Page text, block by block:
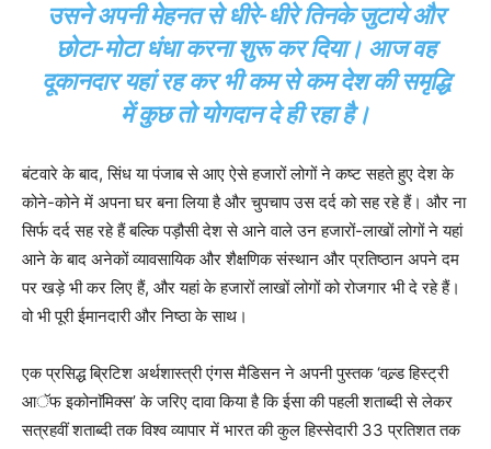
उसने अपनी मेहनत से धीरे-धीरे तिनके जुटाये और
छोटा-मोटा धंधा करना शुरू कर दिया। आज वह
दूकानदार यहां रह कर भी कम से कम देश की समृद्धि
में कुछ तो योगदान दे ही रहा है।
बंटवारे के बाद, सिंध या पंजाब से आए ऐसे हजारों लोगों ने कष्ट सहते हुए देश के
कोने-कोने में अपना घर बना लिया है और चुपचाप उस दर्द को सह रहे हैं। और ना
सिर्फ दर्द सह रहे हैं बल्कि पड़ौसी देश से आने वाले उन हजारों-लाखों लोगों ने यहां
आने के बाद अनेकों व्यावसायिक और शैक्षणिक संस्थान और प्रतिष्ठान अपने दम
पर खड़े भी कर लिए हैं, और यहां के हजारों लाखों लोगों को रोजगार भी दे रहे हैं।
वो भी पूरी ईमानदारी और निष्ठा के साथ।
एक प्रसिद्ध ब्रिटिश अर्थशास्त्री एंगस मैडिसन ने अपनी पुस्तक ‘वल्र्ड हिस्ट्री
आॅफ इकोनाॅमिक्स’ के जरिए दावा किया है कि ईसा की पहली शताब्दी से लेकर
सत्रहवीं शताब्दी तक विश्व व्यापार में भारत की कुल हिस्सेदारी 33 प्रतिशत तक